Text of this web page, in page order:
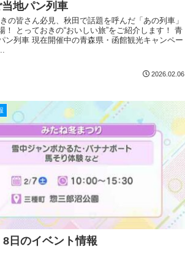
地パン列車
の皆さん必見、秋田で話題を呼んだ「あの列車」
！ とっておきの“おいしい旅”をご紹介します！ 青
ン列車 現在開催中の青森県・函館観光キャンペー
2026.02.06
日のイベント情報